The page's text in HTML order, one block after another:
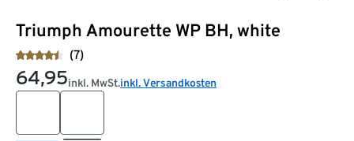
Triumph Amourette WP BH, white
(7)
64,95inkl. MwSt.inkl. Versandkosten